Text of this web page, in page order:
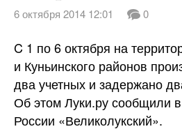
ВТРК
6 октября 2014 12:01 0
C 1 по 6 октября на
и Куньинского районов
два учетных и задержано
Об этом Луки.ру
России «Великолукский».